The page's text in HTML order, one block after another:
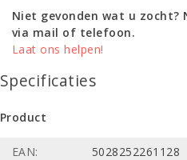
Niet gevonden wat u zocht?
via mail of telefoon.
Laat ons helpen!
Specificaties
Product
EAN:
5028252261128